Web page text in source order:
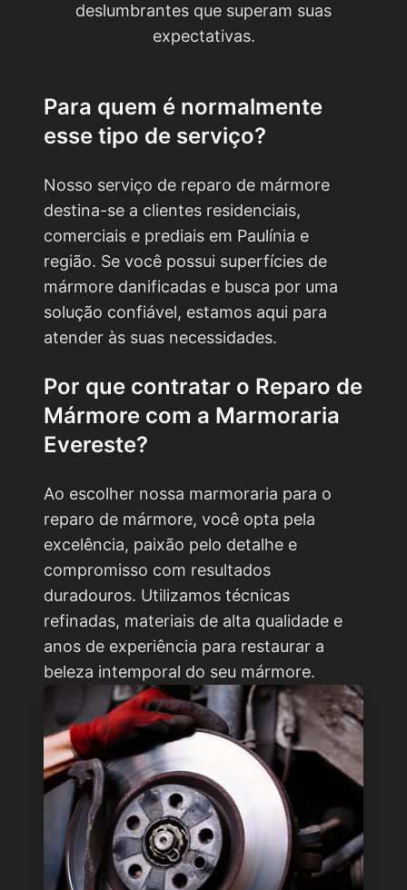
deslumbrantes que superam suas
expectativas.
Para quem é normalmente
esse tipo de serviço?
Nosso serviço de reparo de mármore
destina-se a clientes residenciais,
comerciais e prediais em Paulínia e
região. Se você possui superfícies de
mármore danificadas e busca por uma
solução confiável, estamos aqui para
atender às suas necessidades.
Por que contratar o Reparo de
Mármore com a Marmoraria
Evereste?
Ao escolher nossa marmoraria para o
reparo de mármore, você opta pela
excelência, paixão pelo detalhe e
compromisso com resultados
duradouros. Utilizamos técnicas
refinadas, materiais de alta qualidade e
anos de experiência para restaurar a
beleza intemporal do seu mármore.